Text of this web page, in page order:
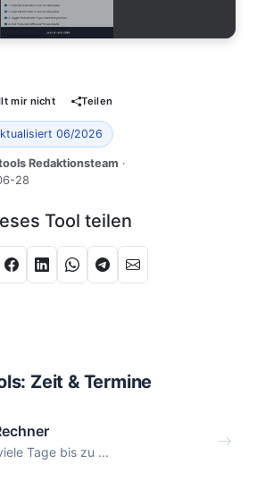
mir nicht Teilen
06/2026
Redaktionsteam ·
28
Tool teilen
Zeit & Termine
Tage bis zu ...